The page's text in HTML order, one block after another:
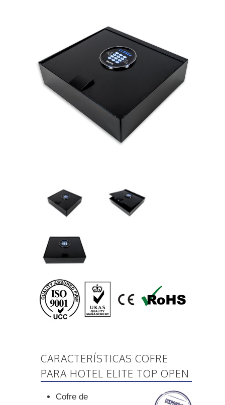
CARACTERÍSTICAS COFRE
PARA HOTEL ELITE TOP OPEN
Cofre de